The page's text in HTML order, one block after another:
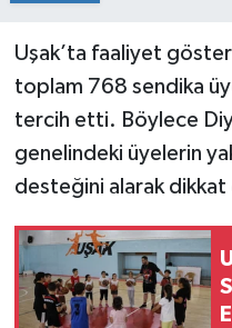
Uşak’ta faaliyet
toplam 768 sendika
tercih etti. Böylece
genelindeki üyelerin
desteğini alarak